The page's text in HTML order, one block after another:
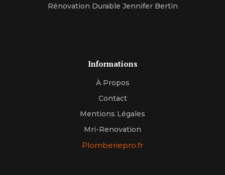
Rénovation Durable Jennifer Bertin
Informations
À Propos
Contact
Mentions Légales
Mri-Renovation
Plomberiepro.fr